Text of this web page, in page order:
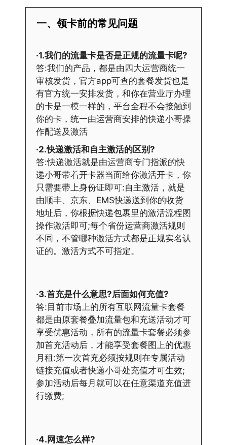
一、领卡前的常见问题
·1.我们的流量卡是否是正规的流量卡呢?
答:我们的产品，都是由四大运营商统一
审核发货，官方app可查的套餐发货也是
有官方统一安排发货，和你在营业厅办理
的卡是一模一样的，平台全程不会接触到
你的卡，统一由运营商安排的快递小哥操
作配送及激活
·2.快递激活和自主激活的区别?
答:快递激活就是由运营商专门指派的快
递小哥带着开卡器当面给你激活开卡，你
只需要带上身份证即可:自主激活，就是
由顺丰、京东、EMS快递送到你的收货
地址后，你根据快递包裹里的激活流程图
操作激活即可;每个省份运营商激活规则
不同，不管哪种激活方式都是正规实名认
证的。激活方式不可指定。
·3.首充是什么意思?后面如何充值?
答:目前市场上的所有互联网流量卡套餐
都是由原套餐叠加流量包和充送活动才可
享受优惠活动，所有的流量卡套餐必须参
加首充活动后，才能享受套餐图上的优惠
月租:第一次首充必须按规则在专属活动
链接充值或者快递小哥处充值才可生效;
参加活动后每月就可以在任意渠道充值进
行缴费;
·4.网速怎么样?